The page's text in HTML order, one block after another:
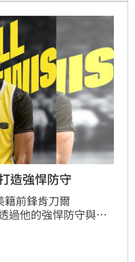
造強悍防守
籍前鋒肯刀爾
過他的強悍防守與絕
能量。